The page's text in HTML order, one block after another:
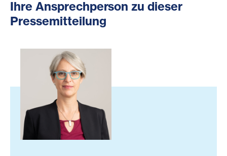
Ihre Ansprechperson zu dieser
Pressemitteilung